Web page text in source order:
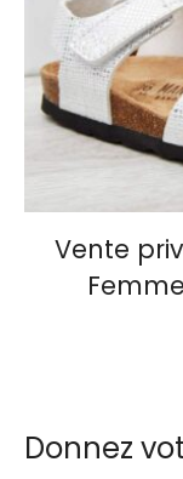
Vente
Donnez